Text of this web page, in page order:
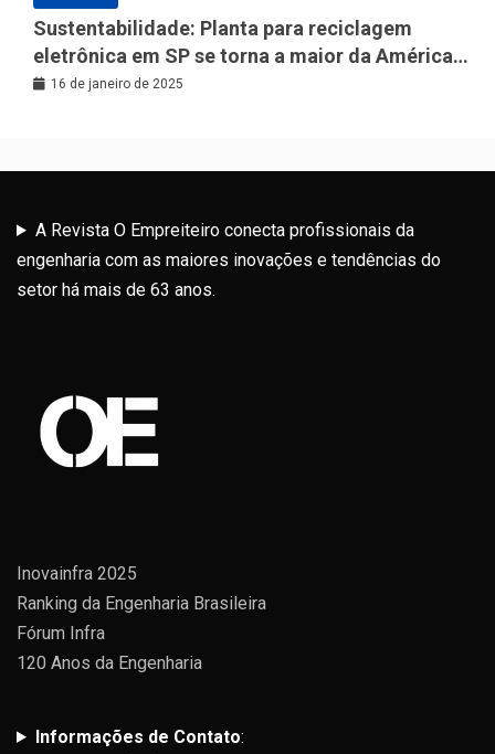
Sustentabilidade: Planta para reciclagem
eletrônica em SP se torna a maior da América
Latina
16 de janeiro de 2025
A Revista O Empreiteiro conecta profissionais da
engenharia com as maiores inovações e tendências do
setor há mais de 63 anos.
Inovainfra 2025
Ranking da Engenharia Brasileira
Fórum Infra
120 Anos da Engenharia
Informações de Contato: